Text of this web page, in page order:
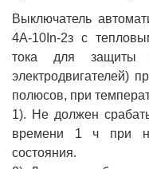
Выключатель
4А-10In-2з с
тока для защиты
электродвигателей)
полюсов, при
1). Не должен
времени 1 ч при
состояния.